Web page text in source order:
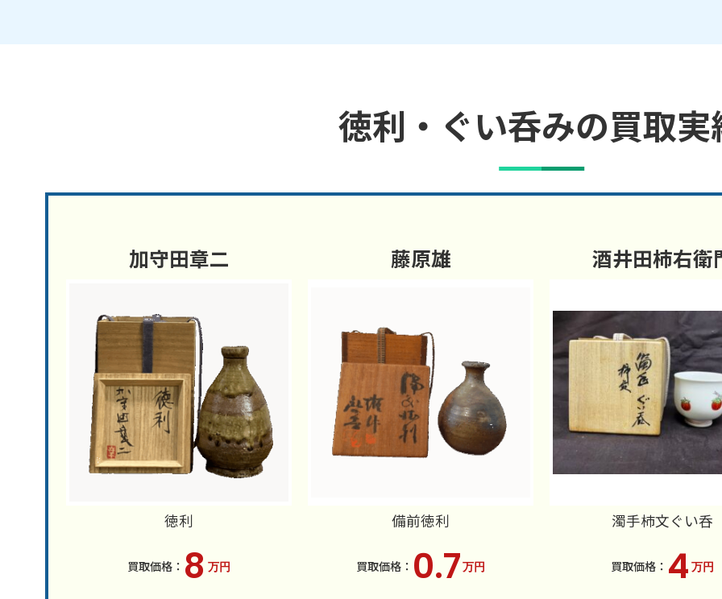
徳利・ぐい呑みの買取実
加守田章二
徳利
8 万円
藤原雄
備前徳利
0.7万円
酒井田柿右衛
濁手柿文ぐい呑
4 万円